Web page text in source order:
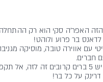
האפר'ה סקי הוא רק
בר פרוע ולוהט!
עם אווירה טובה, מוסיקה
חברים.
• בשדרה בארנסל יש 5 ברים קרובים זה
על כל בר!